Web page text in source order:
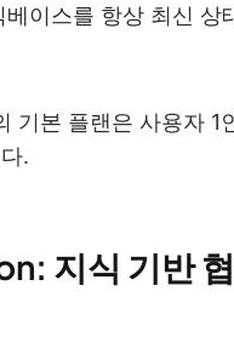
베이스를 항상 최신 상
기본 플랜은 사용자 1
.
지식 기반